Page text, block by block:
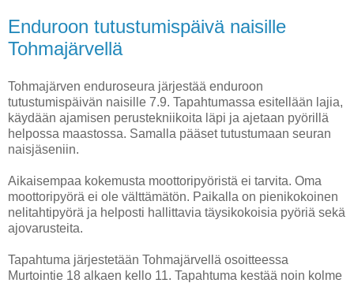
Enduroon tutustumispäivä naisille
Tohmajärvellä
Tohmajärven enduroseura järjestää enduroon
tutustumispäivän naisille 7.9. Tapahtumassa esitellään lajia,
käydään ajamisen perustekniikoita läpi ja ajetaan pyörillä
helpossa maastossa. Samalla pääset tutustumaan seuran
naisjäseniin.
Aikaisempaa kokemusta moottoripyöristä ei tarvita. Oma
moottoripyörä ei ole välttämätön. Paikalla on pienikokoinen
nelitahtipyörä ja helposti hallittavia täysikokoisia pyöriä sekä
ajovarusteita.
Tapahtuma järjestetään Tohmajärvellä osoitteessa
Murtointie 18 alkaen kello 11. Tapahtuma kestää noin kolme